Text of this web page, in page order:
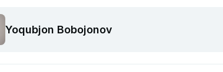
Yoqubjon Bobojonov